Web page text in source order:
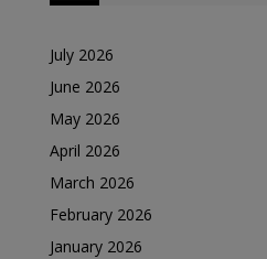
July 2026
June 2026
May 2026
April 2026
March 2026
February 2026
January 2026